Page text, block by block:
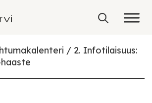
2. Infotilaisuus: